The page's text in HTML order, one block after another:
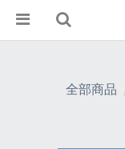
全部商品